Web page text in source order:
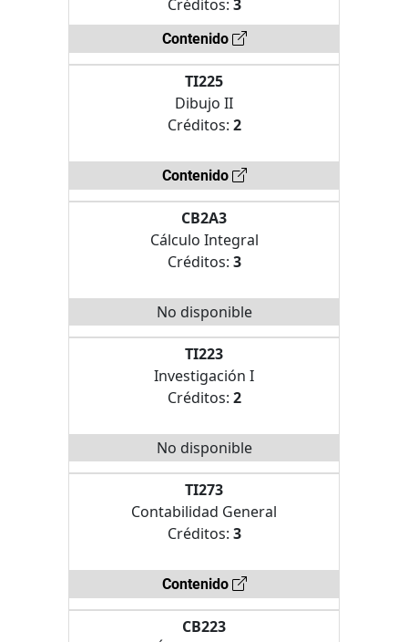
Créditos: 3
Contenido
TI225
Dibujo II
Créditos: 2
Contenido
CB2A3
Cálculo Integral
Créditos: 3
No disponible
TI223
Investigación I
Créditos: 2
No disponible
TI273
Contabilidad General
Créditos: 3
Contenido
CB223